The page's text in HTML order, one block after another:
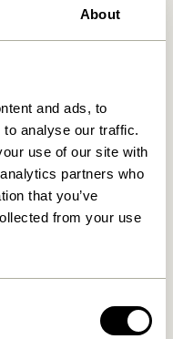
About
and ads, to
analyse our traffic.
use of our site with
partners who
that you’ve
from your use
(4er Set)